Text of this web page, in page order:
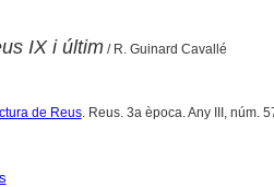
IX i últim/ R. Guinard Cavallé
de Reus. Reus. 3a època. Any III, núm.